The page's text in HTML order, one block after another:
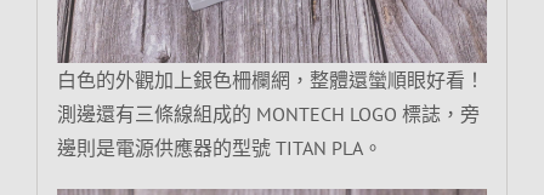
白色的外觀加上銀色柵欄網，整體還蠻順眼好看！
測邊還有三條線組成的 MONTECH LOGO 標誌，旁
邊則是電源供應器的型號 TITAN PLA。